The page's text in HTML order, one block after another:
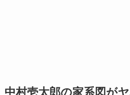
中村壱太郎の家系図がヤ